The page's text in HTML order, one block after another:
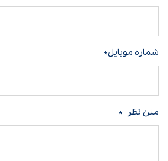
شماره موبایل*
متن نظر *